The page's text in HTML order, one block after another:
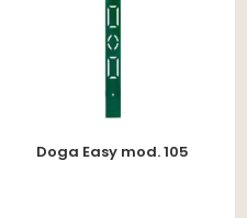
Doga Easy mod. 105